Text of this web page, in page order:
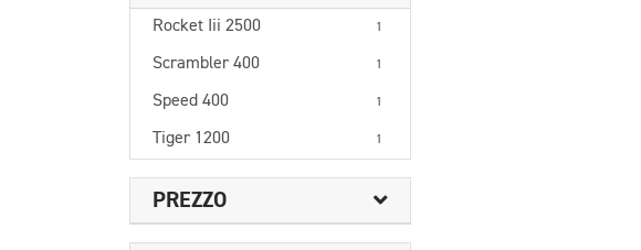
Rocket Iii 2500 1
Scrambler 400 1
Speed 400 1
Tiger 1200 1
PREZZO